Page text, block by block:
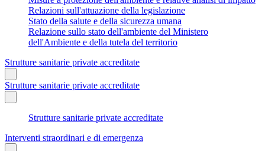
Relazioni sull'attuazione della legislazione
Stato della salute e della sicurezza umana
Relazione sullo stato dell'ambiente del Ministero
dell'Ambiente e della tutela del territorio
Strutture sanitarie private accreditate
Strutture sanitarie private accreditate
Strutture sanitarie private accreditate
Interventi straordinari e di emergenza